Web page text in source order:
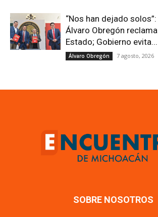
“Nos han dejado
Álvaro Obregón
Estado; Gobierno evita...
Álvaro Obregón 7 agosto, 2026
SOBRE NOSOTROS